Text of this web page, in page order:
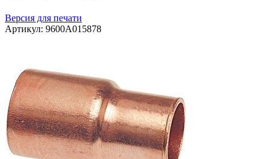
Версия для печати
Артикул: 9600А015878